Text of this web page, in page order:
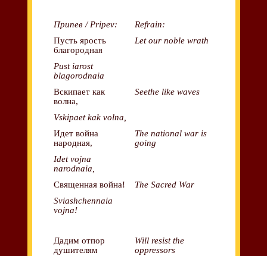
Припев / Pripev:
Refrain:
Пусть ярость
благородная
Let our noble wrath
Pust iarost
blagorodnaia
Вскипает как
волна,
Seethe like waves
Vskipaet kak volna,
Идет война
народная,
The national war is
going
Idet vojna
narodnaia,
Священная война!
The Sacred War
Sviashchennaia
vojna!
Дадим отпор
душителям
Will resist the
oppressors